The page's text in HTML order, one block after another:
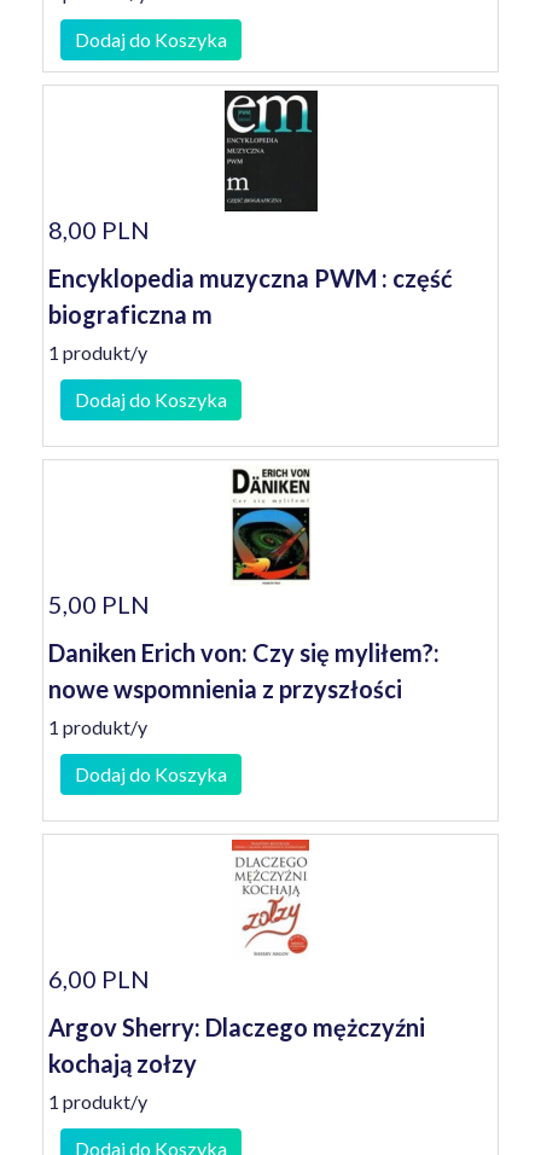
Dodaj do Koszyka
8,00 PLN
Encyklopedia muzyczna PWM : część
biograficzna m
1 produkt/y
Dodaj do Koszyka
5,00 PLN
Daniken Erich von: Czy się myliłem?:
nowe wspomnienia z przyszłości
1 produkt/y
Dodaj do Koszyka
6,00 PLN
Argov Sherry: Dlaczego mężczyźni
kochają zołzy
1 produkt/y
Dodaj do Koszyka